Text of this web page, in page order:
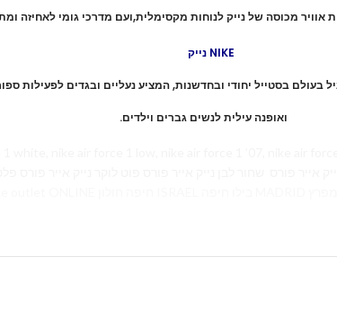
אוויר מכוסה של נייק לנוחות מקסימלית,ועם מדרכי גומי לאחיזה
נייק NIKE
בעולם בסטייל יחודי ובחדשנות, המציע נעליים ובגדים לפעילות
.ואופנה עילית לנשים גברים וילדים